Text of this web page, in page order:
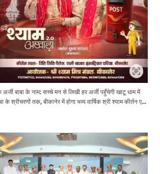
अर्जी बाबा के नाम: सच्चे मन से लिखी हर अर्जी पहुँचेगी खाटू धाम में
के श्रीचरणों तक, बीकानेर में होगा भव्य वार्षिक श्री श्याम कीर्तन एवं